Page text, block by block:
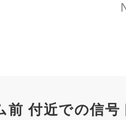
前 付近での信号